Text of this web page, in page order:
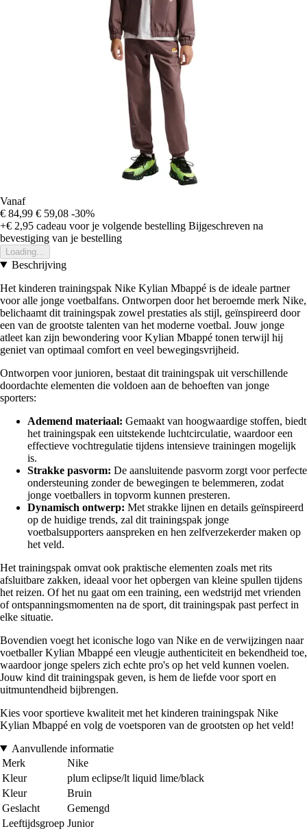
Vanaf
€ 84,99 € 59,08 -30%
+€ 2,95 cadeau voor je volgende bestelling Bijgeschreven na
bevestiging van je bestelling
Loading...
Beschrijving
Het kinderen trainingspak Nike Kylian Mbappé is de ideale partner
voor alle jonge voetbalfans. Ontworpen door het beroemde merk Nike,
belichaamt dit trainingspak zowel prestaties als stijl, geïnspireerd door
een van de grootste talenten van het moderne voetbal. Jouw jonge
atleet kan zijn bewondering voor Kylian Mbappé tonen terwijl hij
geniet van optimaal comfort en veel bewegingsvrijheid.
Ontworpen voor junioren, bestaat dit trainingspak uit verschillende
doordachte elementen die voldoen aan de behoeften van jonge
sporters:
Ademend materiaal: Gemaakt van hoogwaardige stoffen, biedt
het trainingspak een uitstekende luchtcirculatie, waardoor een
effectieve vochtregulatie tijdens intensieve trainingen mogelijk
is.
Strakke pasvorm: De aansluitende pasvorm zorgt voor perfecte
ondersteuning zonder de bewegingen te belemmeren, zodat
jonge voetballers in topvorm kunnen presteren.
Dynamisch ontwerp: Met strakke lijnen en details geïnspireerd
op de huidige trends, zal dit trainingspak jonge
voetbalsupporters aanspreken en hen zelfverzekerder maken op
het veld.
Het trainingspak omvat ook praktische elementen zoals met rits
afsluitbare zakken, ideaal voor het opbergen van kleine spullen tijdens
het reizen. Of het nu gaat om een training, een wedstrijd met vrienden
of ontspanningsmomenten na de sport, dit trainingspak past perfect in
elke situatie.
Bovendien voegt het iconische logo van Nike en de verwijzingen naar
voetballer Kylian Mbappé een vleugje authenticiteit en bekendheid toe,
waardoor jonge spelers zich echte pro's op het veld kunnen voelen.
Jouw kind dit trainingspak geven, is hem de liefde voor sport en
uitmuntendheid bijbrengen.
Kies voor sportieve kwaliteit met het kinderen trainingspak Nike
Kylian Mbappé en volg de voetsporen van de grootsten op het veld!
Aanvullende informatie
Merk
Nike
Kleur
plum eclipse/lt liquid lime/black
Kleur
Bruin
Geslacht
Gemengd
Leeftijdsgroep Junior